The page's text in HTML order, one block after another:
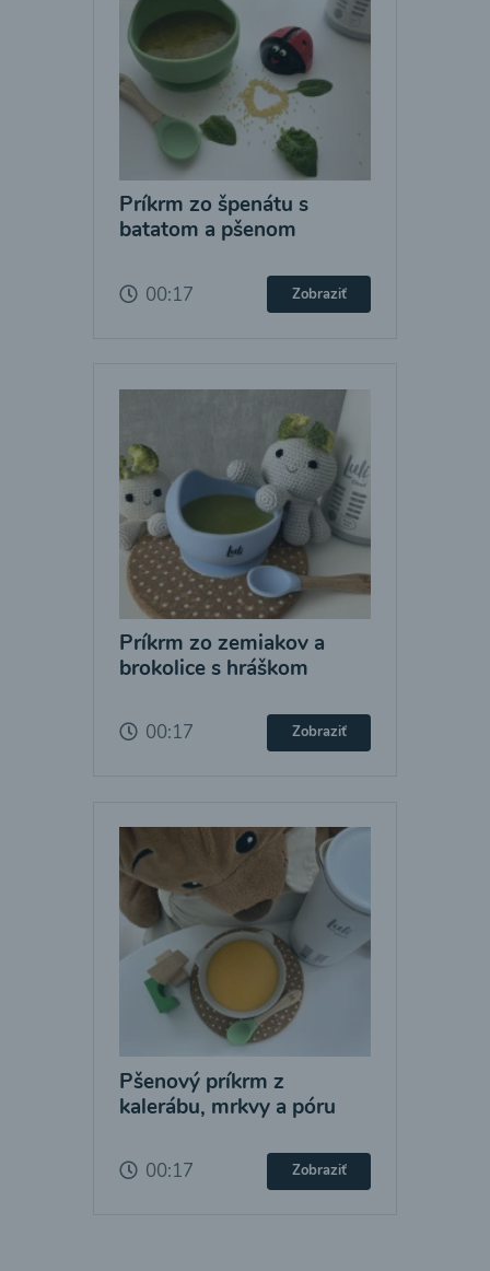
Príkrm zo špenátu s
batatom a pšenom
00:17 Zobraziť
Príkrm zo zemiakov a
brokolice s hráškom
00:17 Zobraziť
Pšenový príkrm z
kalerábu, mrkvy a póru
00:17 Zobraziť